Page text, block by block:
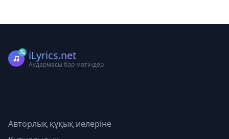
iLyrics.net
Аудармасы бар мәтіндер
Авторлық құқық иелеріне